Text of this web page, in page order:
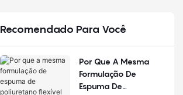
Recomendado Para Você
Por Que A Mesma
Formulação De
Espuma De